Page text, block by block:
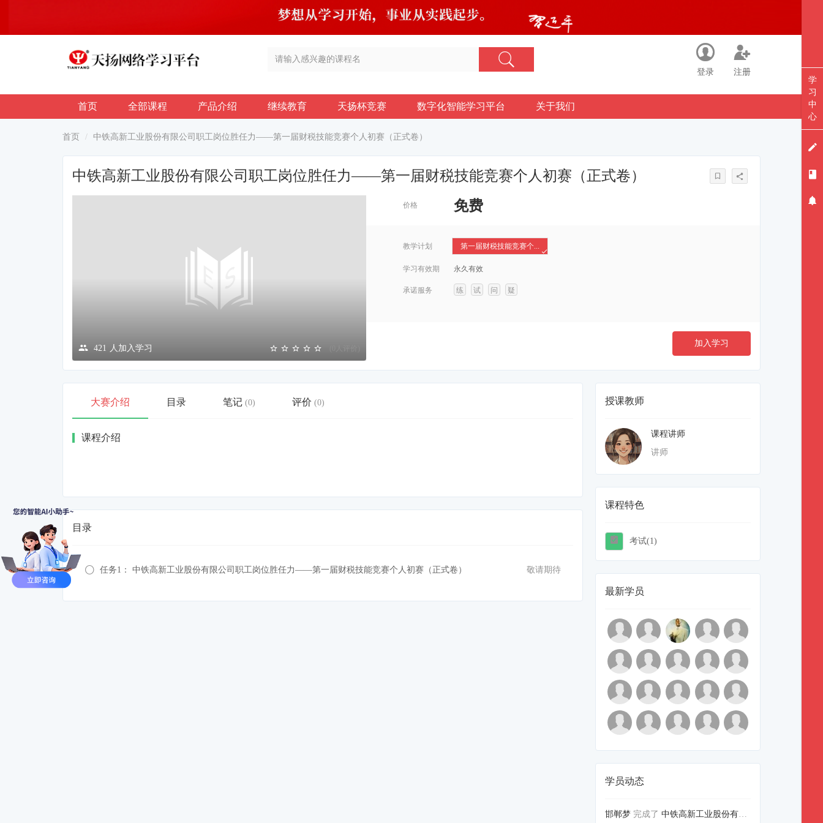
登录 注册
首页 全部课程 产品介绍 继续教育 天扬杯竞赛 数字化智能学习平台 关于我们
首页 中铁高新工业股份有限公司职工岗位胜任力——第一届财税技能竞赛个人初赛（正式卷）
中铁高新工业股份有限公司职工岗位胜任力——第一届财税技能竞赛个人初赛（正式卷）
421 人加入学习
价格 免费
教学计划 第一届财税技能竞赛个...
学习有效期 永久有效
承诺服务 练 试 问 疑
加入学习
大赛介绍 目录 笔记 (0) 评价 (0)
课程介绍
目录
任务1： 中铁高新工业股份有限公司职工岗位胜任力——第一届财税技能竞赛个人初赛（正式卷） 敬请期待
授课教师
课程讲师
讲师
课程特色
考试(1)
最新学员
学员动态
邯郸梦 完成了 中铁高新工业股份有限公司职工岗...
学
习
中
心